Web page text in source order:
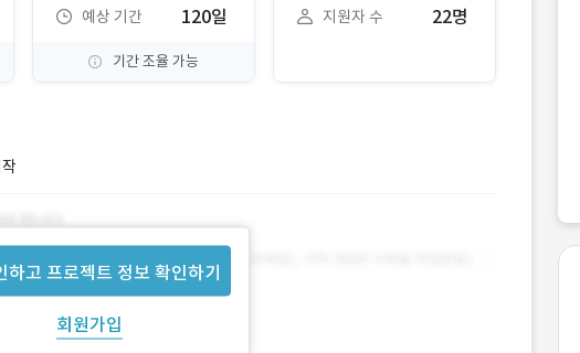
예상 기간 120일
기간 조율 가능
지원자 수 22명
하고 프로젝트 정보 확인하기
회원가입